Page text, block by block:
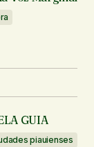
GUIA
piauienses